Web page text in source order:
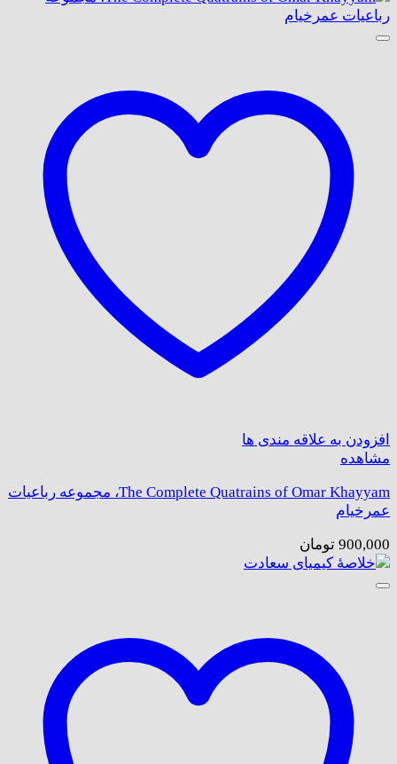
افزودن به علاقه مندی ها
مشاهده
The Complete Quatrains of Omar Khayyam، مجموعه رباعیات
عمرخیام
900,000 تومان